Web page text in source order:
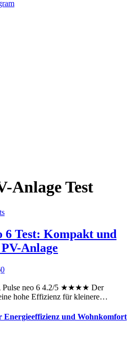
Anlage Test
6 Test: Kompakt und
Anlage
0
Pulse neo 6 4.2/5 ★★★★ Der
hohe Effizienz für kleinere…
und Wohnkomfort